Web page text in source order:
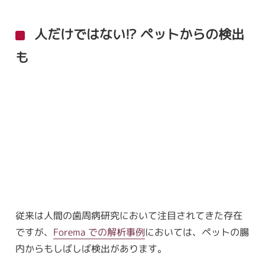
人だけではない!? ペットからの検出
も
従来は人間の歯周病研究において注目されてきた存在
ですが、 Forema での解析事例においては、ペットの腸
内からもしばしば検出があります。